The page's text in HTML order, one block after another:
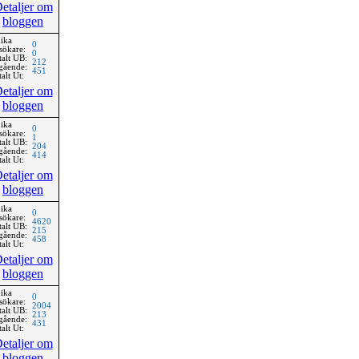
om
bloggen
UB:
Ut:
0
0
212
451
om
bloggen
UB:
Ut:
0
1
204
414
om
bloggen
UB:
Ut:
0
4620
215
458
om
bloggen
UB:
Ut:
0
2004
213
431
om